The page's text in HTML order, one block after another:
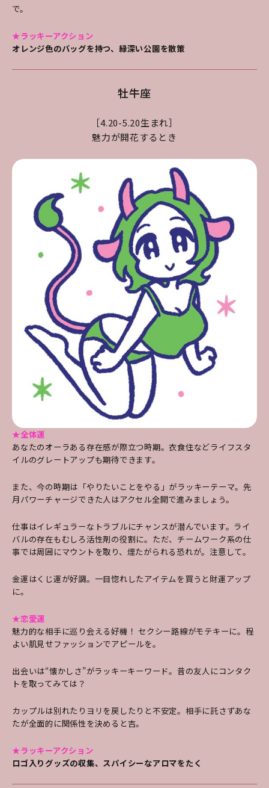
で。
★ラッキーアクション
オレンジ色のバッグを持つ、緑深い公園を散策
牡牛座
［4.20-5.20生まれ］
魅力が開花するとき
★全体運
あなたのオーラある存在感が際立つ時期。衣食住などライフスタ
イルのグレートアップも期待できます。
また、今の時期は「やりたいことをやる」がラッキーテーマ。先
月パワーチャージできた人はアクセル全開で進みましょう。
仕事はイレギュラーなトラブルにチャンスが潜んでいます。ライ
バルの存在もむしろ活性剤の役割に。ただ、チームワーク系の仕
事では周囲にマウントを取り、煙たがられる恐れが。注意して。
金運はくじ運が好調。一目惚れしたアイテムを買うと財運アップ
に。
★恋愛運
魅力的な相手に巡り会える好機！ セクシー路線がモテキーに。程
よい肌見せファッションでアピールを。
出会いは“懐かしさ”がラッキーキーワード。昔の友人にコンタク
トを取ってみては？
カ ップルは別れたりヨリを戻したりと不安定。相手に託さずあな
たが全面的に関係性を決めると吉。
★ラッキーアクション
ロゴ入りグッズの収集、スパイシーなアロマをたく